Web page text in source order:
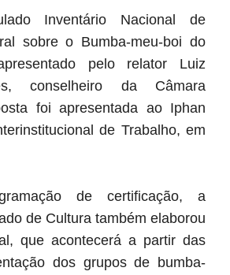
Inventário Nacional de
sobre o Bumba-meu-boi do
pelo relator Luiz
conselheiro da Câmara
foi apresentada ao Iphan
de Trabalho, em
de certificação, a
de Cultura também elaborou
que acontecerá a partir das
dos grupos de bumba-